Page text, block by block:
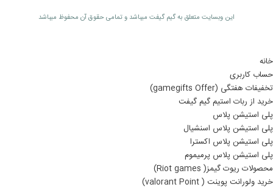
اين وبسايت متعلق به گیم گیفت ميباشد و تمامی حقوق آن محفوظ ميباشد
خانه
حساب کاربری
تخفیفات هفتگی (gamegifts Offer)
خرید از ربات استیم گیم گیفت
پلی استیشن پلاس
پلی استیشن پلاس اسنشیال
پلی استیشن پلاس اکسترا
پلی استیشن پلاس پرمیموم
محصولات ریوت گیمز( Riot games)
خرید ولورانت پوینت ( valorant Point)